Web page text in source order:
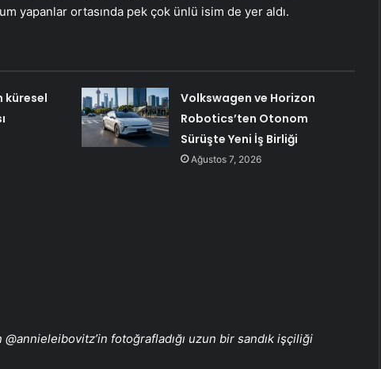
yapanlar ortasında pek çok ünlü isim de yer aldı.
küresel
Volkswagen ve Horizon
Robotics’ten Otonom
Sürüşte Yeni İş Birliği
Ağustos 7, 2026
fotoğrafladığı uzun bir sandık işçiliği